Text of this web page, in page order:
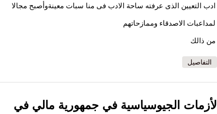
ادب التعيين الذى عرفته ساحة الادب فى منا سبات معينةوأصبح مجالا
لمداعبات الاصدقاء وممازحاتهم
من ذالك
التفاصيل
لأزمات الجيوسياسية في جمهورية مالي في